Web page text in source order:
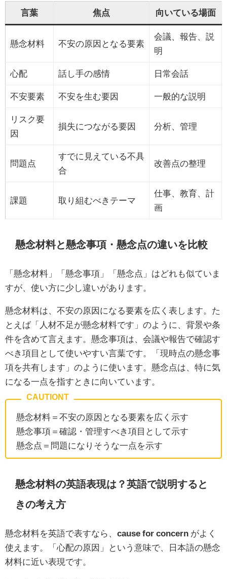
言葉 焦点 向いている場面
懸念材料 不安の原因となる要素
会議、報告、説
明
心配 話し手の感情 日常会話
不安要素 不安を生む要因 一般的な説明
リスク要
因
損失につながる要因 分析、管理
問題点
すでに見えている不具
合
改善点の整理
課題 取り組むべきテーマ
仕事、教育、計
画
懸念材料と懸念事項・懸念点の違いを比較
「懸念材料」「懸念事項」「懸念点」はどれも似ていま
すが、使い方に少し違いがあります。
懸念材料は、不安の原因になる要素を広く表します。た
とえば「人材不足が懸念材料です」のように、背景や条
件を含めて言えます。懸念事項は、会議や報告で確認す
べき項目として使いやすい言葉です。「現時点の懸念事
項を共有します」のように使います。懸念点は、特に気
になる一点を指すときに向いています。
懸念材料＝不安の原因となる要素を広く示す
懸念事項＝確認・管理すべき項目として示す
懸念点＝問題になりそうな一点を示す
懸念材料の英語表現は？英語で説明すると
きの考え方
懸念材料を英語で表すなら、 cause for concern がよく
使えます。「心配の原因」という意味で、日本語の懸念
材料に近い表現です。